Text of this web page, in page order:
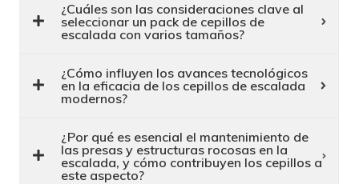
¿Cuáles son las consideraciones clave al
seleccionar un pack de cepillos de
escalada con varios tamaños?
¿Cómo influyen los avances tecnológicos
en la eficacia de los cepillos de escalada
modernos?
¿Por qué es esencial el mantenimiento de
las presas y estructuras rocosas en la
escalada, y cómo contribuyen los cepillos a
este aspecto?